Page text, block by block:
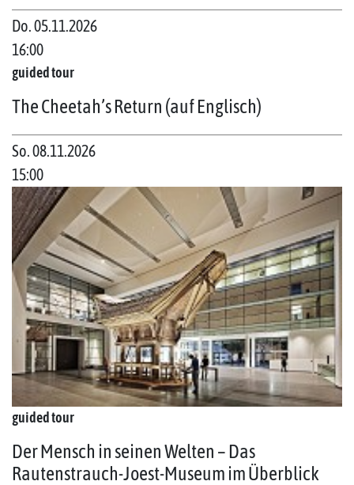
Do. 05.11.2026
16:00
guided tour
The Cheetah’s Return (auf Englisch)
So. 08.11.2026
15:00
guided tour
Der Mensch in seinen Welten – Das
Rautenstrauch-Joest-Museum im Überblick